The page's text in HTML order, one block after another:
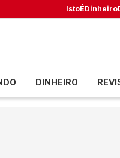
IstoÉDinheiro
DINHEIRO